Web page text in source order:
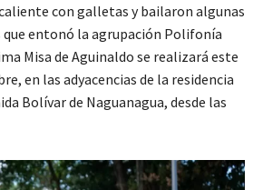
con galletas y bailaron algunas
que entonó la agrupación Polifonía
Misa de Aguinaldo se realizará este
en las adyacencias de la residencia
Bolívar de Naguanagua, desde las